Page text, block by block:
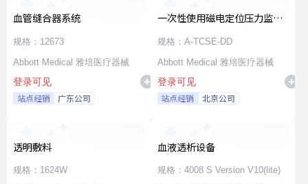
血管缝合器系统
规格：12673
Abbott Medical 雅培医疗器械
登录可见
站点经销 广东公司
一次性使用磁电定位压力监测
消融导管
规格：A-TCSE-DD
Abbott Medical 雅培医疗器械
登录可见
站点经销 北京公司
透明敷料
规格：1624W
血液透析设备
规格：4008 S Version V10(lite)